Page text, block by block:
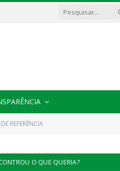
REFERÊNCIA
O QUE QUERIA?